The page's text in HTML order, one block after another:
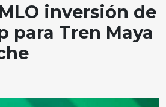
inversión de
para Tren Maya